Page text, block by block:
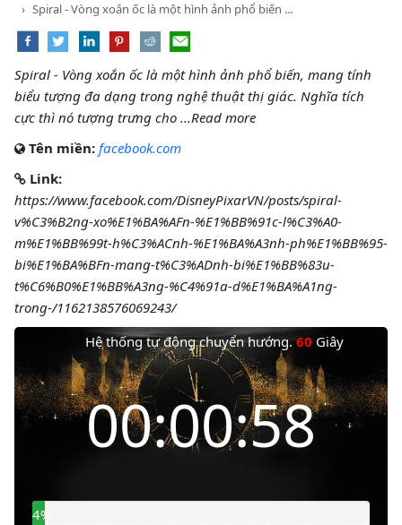
Spiral - Vòng xoắn ốc là một hình ảnh phổ biến ...
Spiral - Vòng xoắn ốc là một hình ảnh phổ biến, mang tính
biểu tượng đa dạng trong nghệ thuật thị giác. Nghĩa tích
cực thì nó tượng trưng cho ...Read more
Tên miền: facebook.com
Link:
https://www.facebook.com/DisneyPixarVN/posts/spiral-
v%C3%B2ng-xo%E1%BA%AFn-%E1%BB%91c-l%C3%A0-
m%E1%BB%99t-h%C3%ACnh-%E1%BA%A3nh-ph%E1%BB%95-
bi%E1%BA%BFn-mang-t%C3%ADnh-bi%E1%BB%83u-
t%C6%B0%E1%BB%A3ng-%C4%91a-d%E1%BA%A1ng-
trong-/1162138576069243/
Hệ thống tự động chuyển hướng.60 Giây
Thời gian còn lại
00:00:58
4%